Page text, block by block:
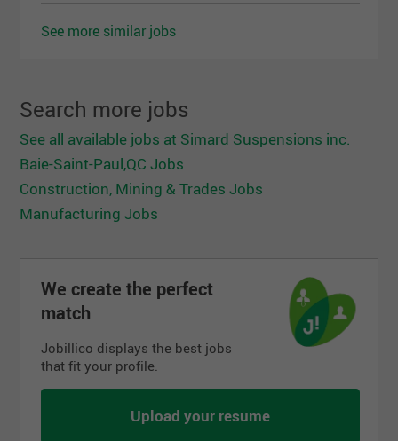
See more similar jobs
Search more jobs
See all available jobs at Simard Suspensions inc.
Baie-Saint-Paul,QC Jobs
Construction, Mining & Trades Jobs
Manufacturing Jobs
We create the perfect
match
Jobillico displays the best jobs
that fit your profile.
Upload your resume